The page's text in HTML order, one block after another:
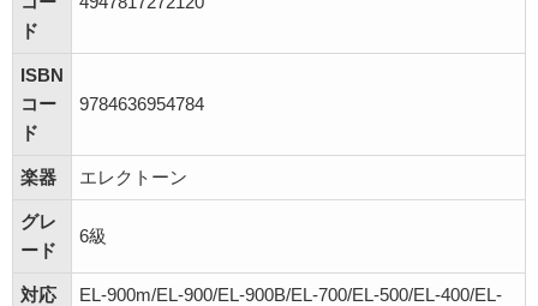
ド
ISBN
コー
ド
9784636954784
楽器 エレクトーン
グレ
ード
6級
対応
EL-900m/EL-900/EL-900B/EL-700/EL-500/EL-400/EL-